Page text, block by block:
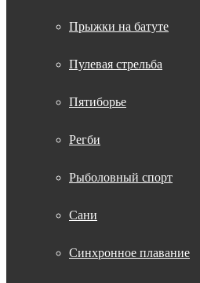
Прыжки на батуте
Пулевая стрельба
Пятиборье
Регби
Рыболовный спорт
Сани
Синхронное плавание